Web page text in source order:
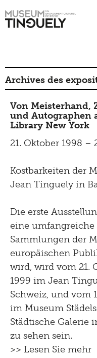
Hauptnavigation
to
Archives des
2026 2025 2024
2019
2018 2017
2005
2004 2003
Projects
Parcours
Bibliothèque
Schauatelier
Conférence
Tinguely Studies
Tinguely100
Tinguely@Home
Politique
Inclusif
Voir
Kultur Inklusiv
Presse
Contact
Shop
Von Meisterhand,
und Autographen
Library New York
21. Oktober 1998 –
Kostbarkeiten der
Jean Tinguely in
Die erste
eine
Sammlungen der
europäischen
wird, wird vom 21.
1999 im Jean
Schweiz, und vom
im Museum
Städtische Galerie
zu sehen sein.
>> Lesen Sie mehr